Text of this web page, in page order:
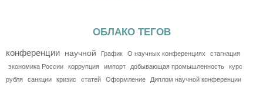
ОБЛАКО ТЕГОВ
конференции научной График О научных конференциях
стагнация
экономика России
коррупция импорт добывающая промышленность
курс
рубля
санкции кризис статей Оформление
Диплом научной конференции